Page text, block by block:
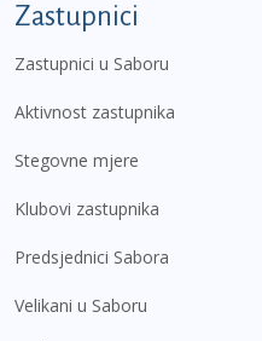
Zastupnici
Zastupnici u Saboru
Aktivnost zastupnika
Stegovne mjere
Klubovi zastupnika
Predsjednici Sabora
Velikani u Saboru